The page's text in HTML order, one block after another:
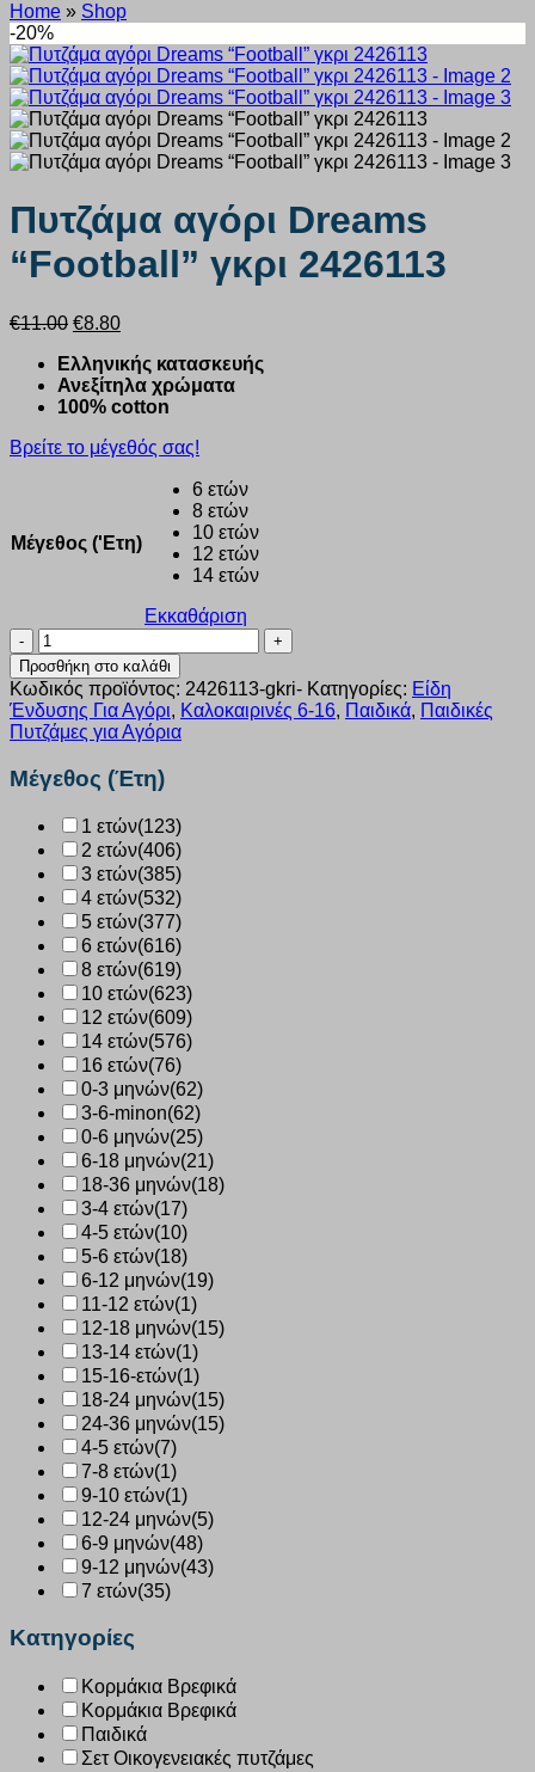
Home » Shop
-20%
Πυτζάμα αγόρι Dreams
“Football” γκρι 2426113
€11.00 Original
was:
€11.00.
€8.80Η
τιμή
είναι:
€8.80.
Ελληνικής κατασκευής
Ανεξίτηλα χρώματα
100% cotton
Βρείτε το μέγεθός σας!
Μέγεθος ('Ετη)
6 ετών
8 ετών
10 ετών
12 ετών
14 ετών
Εκκαθάριση
Πυτζάμα
αγόρι
Dreams
“Football”
γκρι
2426113
ποσότητα
Προσθήκη στο καλάθι
Κωδικός προϊόντος: 2426113-gkri- Κατηγορίες: Είδη
Ένδυσης Για Αγόρι, Καλοκαιρινές 6-16, Παιδικά, Παιδικές
Πυτζάμες για Αγόρια
Μέγεθος (Έτη)
1 ετών(123)
2 ετών(406)
3 ετών(385)
4 ετών(532)
5 ετών(377)
6 ετών(616)
8 ετών(619)
10 ετών(623)
12 ετών(609)
14 ετών(576)
16 ετών(76)
0-3 μηνών(62)
3-6-minon(62)
0-6 μηνών(25)
6-18 μηνών(21)
18-36 μηνών(18)
3-4 ετών(17)
4-5 ετών(10)
5-6 ετών(18)
6-12 μηνών(19)
11-12 ετών(1)
12-18 μηνών(15)
13-14 ετών(1)
15-16-ετών(1)
18-24 μηνών(15)
24-36 μηνών(15)
4-5 ετών(7)
7-8 ετών(1)
9-10 ετών(1)
12-24 μηνών(5)
6-9 μηνών(48)
9-12 μηνών(43)
7 ετών(35)
Κατηγορίες
Κορμάκια Βρεφικά
Κορμάκια Βρεφικά
Παιδικά
Σετ Οικογενειακές πυτζάμες